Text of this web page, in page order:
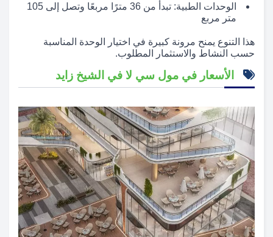
الوحدات الطبية: تبدأ من 36 مترًا مربعًا وتصل إلى 105
متر مربع
هذا التنوع يمنح مرونة كبيرة في اختيار الوحدة المناسبة
حسب النشاط والاستثمار المطلوب.
الأسعار في مول سي لا في الشيخ زايد